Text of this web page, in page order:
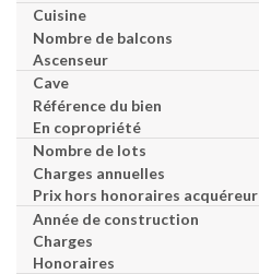
Cuisine
Nombre de balcons
Ascenseur
Cave
Référence du bien
En copropriété
Nombre de lots
Charges annuelles
Prix hors honoraires acquéreur
Année de construction
Charges
Honoraires